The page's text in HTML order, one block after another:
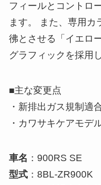
フィールとコントロ
ます。 また、専用
彿とさせる「イエロ
グラフィックを採用
■主な変更点
・新排出ガス規制適
・カワサキケアモデ
車名 ：900RS SE
型式：8BL-ZR900K